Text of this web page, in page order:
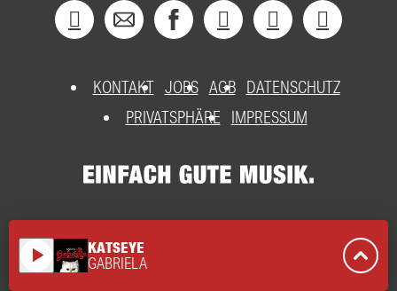
KONTAKT JOBS AGB DATENSCHUTZ
PRIVATSPHÄRE
IMPRESSUM
play_arrow KATSEYE
GABRIELA